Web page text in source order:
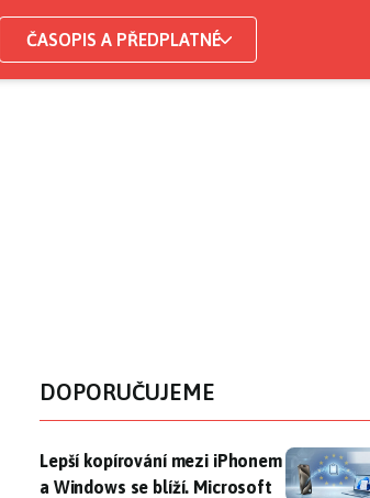
ČASOPIS A PŘEDPLATNÉ
DOPORUČUJEME
Lepší kopírování mezi iPhonem a
Lepší kopírování mezi iPhonem
a Windows se blíží. Microsoft